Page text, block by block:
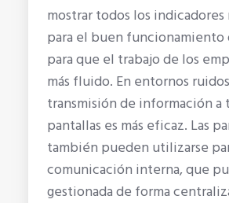
mostrar todos los indicadores
para el buen funcionamiento
para que el trabajo de los
más fluido. En entornos
transmisión de información a
pantallas es más eficaz. Las
también pueden utilizarse
comunicación interna, que
gestionada de forma